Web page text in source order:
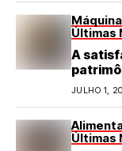
Últimas
A
JULHO 1,
Últimas